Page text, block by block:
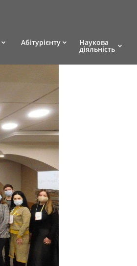
Абітурієнту Наукова
діяльність